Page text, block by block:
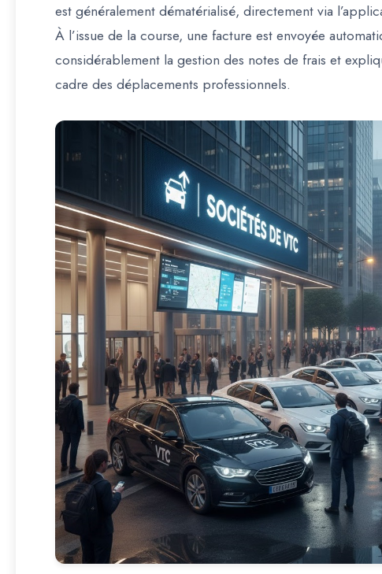
est généralement dématérialisé, directement via
À l’issue de la course, une facture est envoyée
considérablement la gestion des notes de frais et
cadre des déplacements professionnels.